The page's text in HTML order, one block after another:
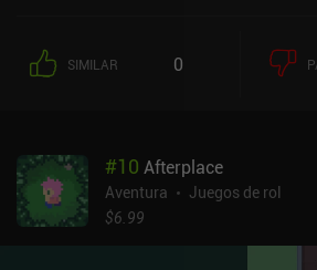
matar a un bandido, podemos decidir
cumpliendo la misión. Esto crea un alto
en cada turno. A medida que avanzamos,
personaje tenga más de 6 habilidades
complejas y distintas, y muchas
SIMILAR 0
#10 Afterplace
Aventura
Juegos de rol
$6.99